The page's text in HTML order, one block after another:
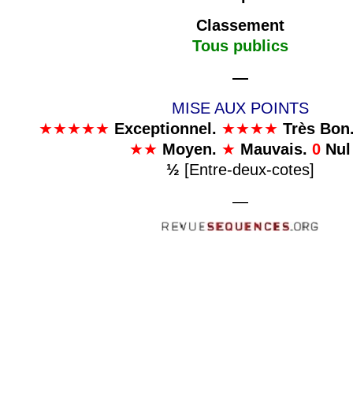
Classement
Tous publics
—
MISE AUX POINTS
★★★★★ Exceptionnel. ★★★★ Très
★★ Moyen. ★ Mauvais. 0 Nul
½ [Entre-deux-cotes]
—